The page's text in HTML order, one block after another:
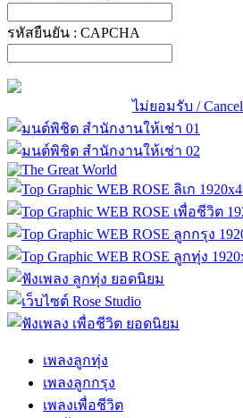
รหัสยืนยัน : CAPCHA
ไม่ยอมรับ / Cancel
เพลงลูกทุ่ง
เพลงลูกกรุง
เพลงเพื่อชีวิต